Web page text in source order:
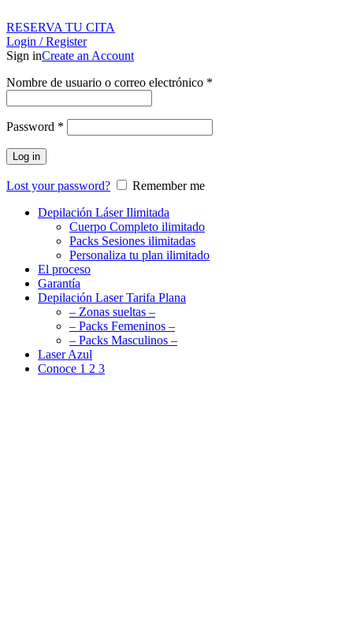
RESERVA TU CITA
Login / Register
Sign inCreate an Account
Nombre de usuario o correo electrónico *
Password *
Log in
Lost your password?
Remember me
Depilación Láser Ilimitada
Cuerpo Completo ilimitado
Packs Sesiones ilimitadas
Personaliza tu plan ilimitado
El proceso
Garantía
Depilación Laser Tarifa Plana
– Zonas sueltas –
– Packs Femeninos –
– Packs Masculinos –
Laser Azul
Conoce 1 2 3